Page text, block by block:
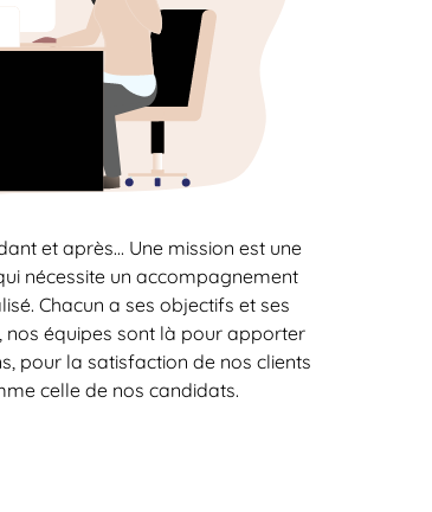
et après… Une mission est une
nécessite un accompagnement
Chacun a ses objectifs et ses
nos équipes sont là pour apporter
pour la satisfaction de nos clients
celle de nos candidats.